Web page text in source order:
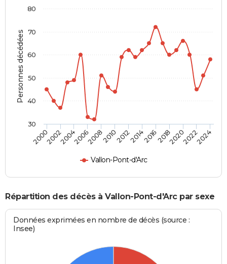
Personnes décédées
Vallon-Pont-d'Arc
2000200220042006200820102012201420162018202020222024
30
40
50
60
70
80
Répartition des décès à Vallon-Pont-d'Arc par sexe
Données exprimées en nombre de décès (source :
Insee)